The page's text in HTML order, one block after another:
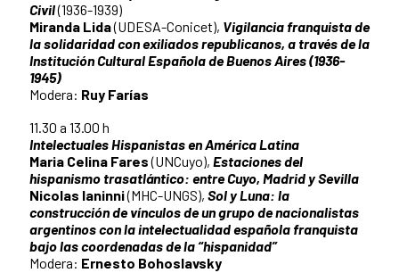
Civil(1936-1939)
Miranda Lida(UDESA-Conicet), Vigilancia franquista de
la solidaridad con exiliados republicanos, a través de la
Institución Cultural Española de Buenos Aires (1936-
1945)
Modera: Ruy Farías
11.30 a 13.00 h
Intelectuales Hispanistas en América Latina
Maria Celina Fares(UNCuyo), Estaciones del
hispanismo trasatlántico: entre Cuyo, Madrid y Sevilla
Nicolas Ianinni(MHC-UNGS), Sol y Luna: la
construcción de vínculos de un grupo de nacionalistas
argentinos con la intelectualidad española franquista
bajo las coordenadas de la “hispanidad”
Modera: Ernesto Bohoslavsky